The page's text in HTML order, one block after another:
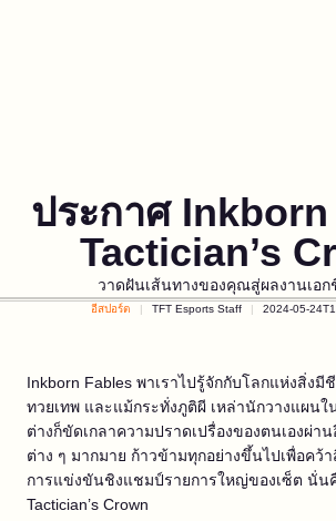
ประกาศ
Tactician’s
วาดฝันเส้นทางของคุณสู่ผลงานเอ
อีสปอร์ต TFT Esports Staff 2024-05-
Inkborn Fables พาเราไปรู้จักกับโลกแห่งสิ่งมี
ทวยเทพ และแม้กระทั่งภูติผี เหล่านักวางแผน
ต่างก็ขัดเกลาความปราดเปรื่องของตนเองผ่า
ต่าง ๆ มากมาย ก้าวข้ามทุกอย่างขึ้นไปเพื่อคว้
การแข่งขันชิงแชมป์รายการใหญ่ของเซ็ต นั่น
Tactician’s Crown